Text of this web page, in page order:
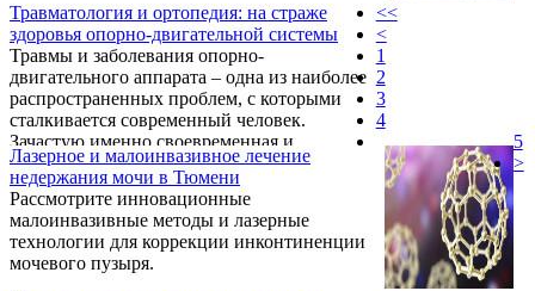
Травматология и ортопедия: на страже
здоровья опорно-двигательной системы
Травмы и заболевания опорно-
двигательного аппарата – одна из наиболее
распространенных проблем, с которыми
сталкивается современный человек.
Зачастую именно своевременная и
квалифицированная медицинская помощь
позволяет избежать серьезных последствий
и вернуться к полноценной жизни. Область
медицины, стоящая на страже здоровья
опорно-двигательной системы и
обеспечивающая пациентам возможность
Лазерное и малоинвазивное лечение
недержания мочи в Тюмени
Рассмотрите инновационные
малоинвазивные методы и лазерные
технологии для коррекции инконтиненции
мочевого пузыря.
<<
<
1
2
3
4
5
>